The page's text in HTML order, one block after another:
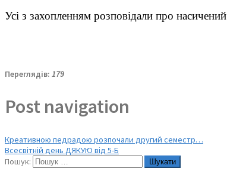
Усі з захопленням розповідали про
Переглядів: 179
Post navigation
Креативною педрадою розпочали другий семестр…
Всесвітній день ДЯКУЮ від 5-Б
Пошук: